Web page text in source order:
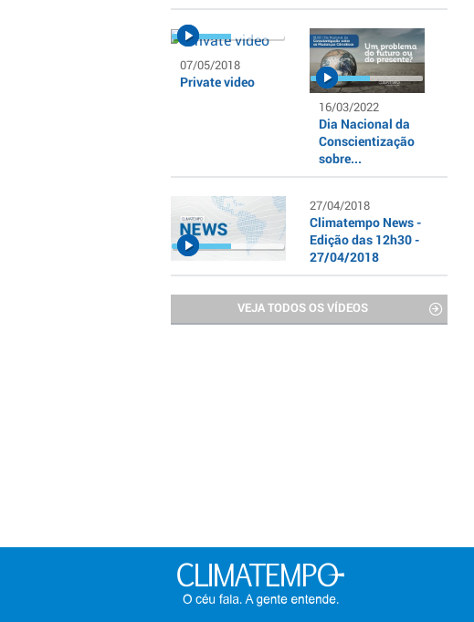
07/05/2018
Private video
16/03/2022
Dia Nacional da
Conscientização
sobre...
27/04/2018
Climatempo News -
Edição das 12h30 -
27/04/2018
VEJA TODOS OS VÍDEOS